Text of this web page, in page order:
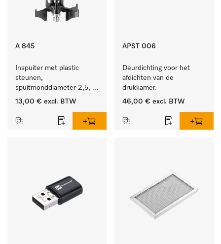
A 845
Inspuiter met plastic
steunen,
spuitmonddiameter 2,5,
lengte 125 mm, 1 stuk.
13,00 € excl. BTW
APST 006
Deurdichting voor het
afdichten van de
drukkamer.
46,00 € excl. BTW